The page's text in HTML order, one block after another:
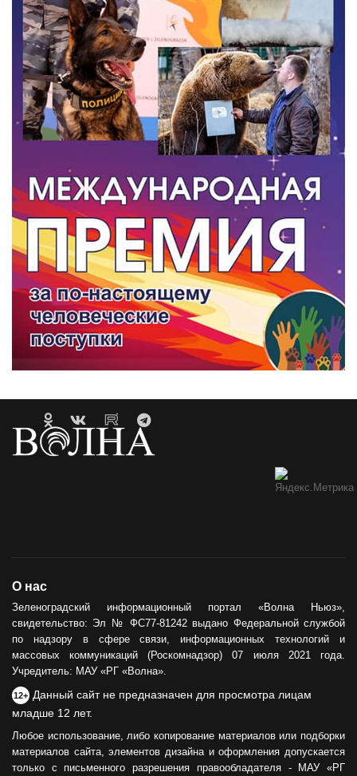
О нас
Зеленоградский информационный портал «Волна Ньюз»,
свидетельство: Эл № ФС77-81242 выдано Федеральной службой
по надзору в сфере связи, информационных технологий и
массовых коммуникаций (Роскомнадзор) 07 июля 2021 года.
Учредитель: МАУ «РГ «Волна».
12+ Данный сайт не предназначен для просмотра лицам
младше 12 лет.
Любое использование, либо копирование материалов или подборки
материалов сайта, элементов дизайна и оформления допускается
только с письменного разрешения правообладателя - МАУ «РГ